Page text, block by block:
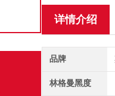
详情介绍
品牌
林格曼黑度